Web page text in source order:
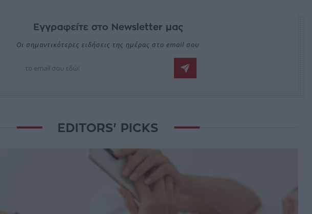
Εγγραφείτε στο Newsletter μας
Οι σημαντικότερες ειδήσεις της ημέρας στο email σου
EDITORS' PICKS